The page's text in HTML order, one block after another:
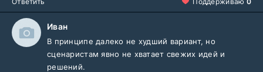
Иван
В принципе далеко не худший вариант, но
сценаристам явно не хватает свежих идей и
решений.